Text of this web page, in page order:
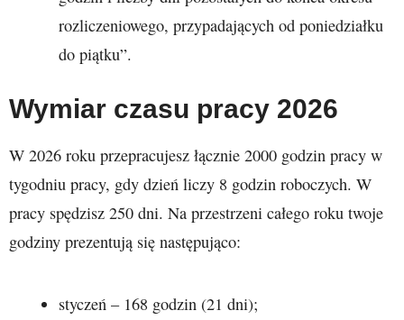
rozliczeniowego, przypadających od poniedziałku
do piątku”.
Wymiar czasu pracy 2026
W 2026 roku przepracujesz łącznie 2000 godzin pracy w
tygodniu pracy, gdy dzień liczy 8 godzin roboczych. W
pracy spędzisz 250 dni. Na przestrzeni całego roku twoje
godziny prezentują się następująco:
styczeń – 168 godzin (21 dni);